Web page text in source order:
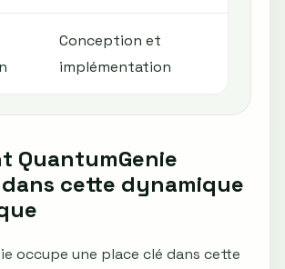
Conception et
implémentation
QuantumGenie
cette dynamique
occupe une place clé dans cette